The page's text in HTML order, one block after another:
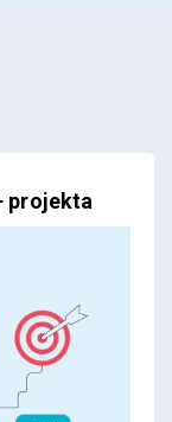
projekta